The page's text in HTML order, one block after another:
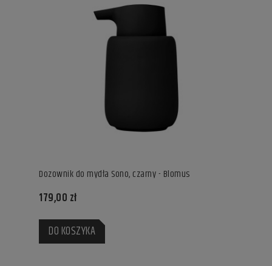
Dozownik do mydła Sono, czarny - Blomus
179,00 zł
DO KOSZYKA